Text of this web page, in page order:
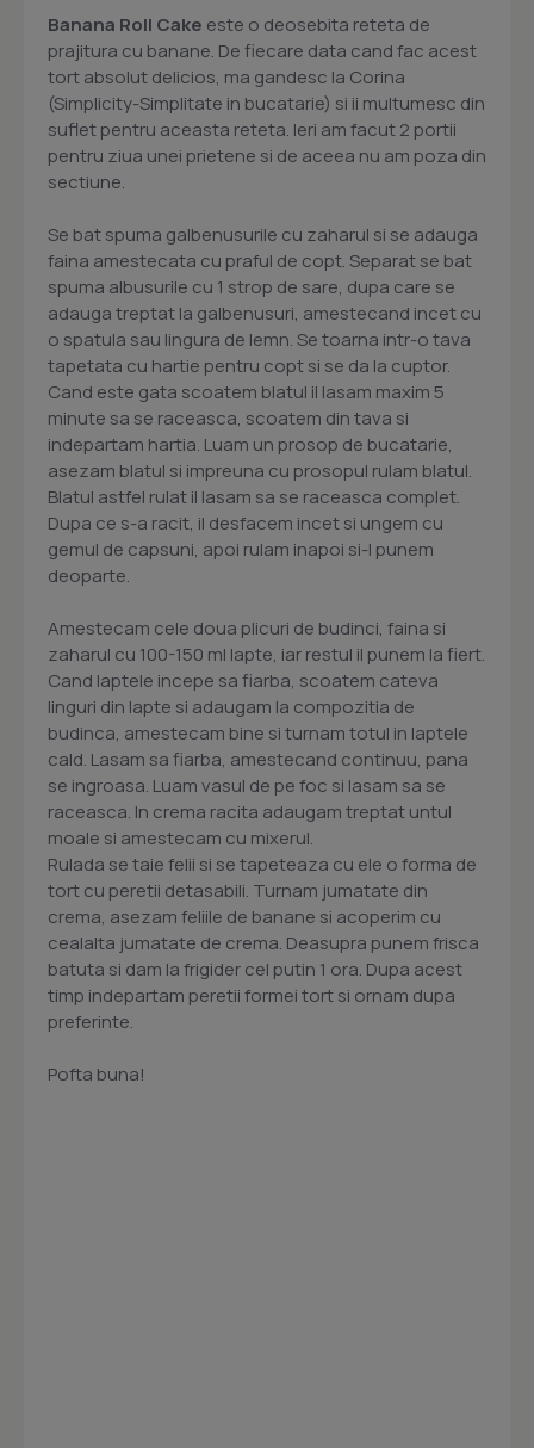
Banana Roll Cake este o deosebita reteta de
prajitura cu banane. De fiecare data cand fac acest
tort absolut delicios, ma gandesc la Corina
(Simplicity-Simplitate in bucatarie) si ii multumesc din
suflet pentru aceasta reteta. Ieri am facut 2 portii
pentru ziua unei prietene si de aceea nu am poza din
sectiune.
Se bat spuma galbenusurile cu zaharul si se adauga
faina amestecata cu praful de copt. Separat se bat
spuma albusurile cu 1 strop de sare, dupa care se
adauga treptat la galbenusuri, amestecand incet cu
o spatula sau lingura de lemn. Se toarna intr-o tava
tapetata cu hartie pentru copt si se da la cuptor.
Cand este gata scoatem blatul il lasam maxim 5
minute sa se raceasca, scoatem din tava si
indepartam hartia. Luam un prosop de bucatarie,
asezam blatul si impreuna cu prosopul rulam blatul.
Blatul astfel rulat il lasam sa se raceasca complet.
Dupa ce s-a racit, il desfacem incet si ungem cu
gemul de capsuni, apoi rulam inapoi si-l punem
deoparte.
Amestecam cele doua plicuri de budinci, faina si
zaharul cu 100-150 ml lapte, iar restul il punem la fiert.
Cand laptele incepe sa fiarba, scoatem cateva
linguri din lapte si adaugam la compozitia de
budinca, amestecam bine si turnam totul in laptele
cald. Lasam sa fiarba, amestecand continuu, pana
se ingroasa. Luam vasul de pe foc si lasam sa se
raceasca. In crema racita adaugam treptat untul
moale si amestecam cu mixerul.
Rulada se taie felii si se tapeteaza cu ele o forma de
tort cu peretii detasabili. Turnam jumatate din
crema, asezam feliile de banane si acoperim cu
cealalta jumatate de crema. Deasupra punem frisca
batuta si dam la frigider cel putin 1 ora. Dupa acest
timp indepartam peretii formei tort si ornam dupa
preferinte.
Pofta buna!